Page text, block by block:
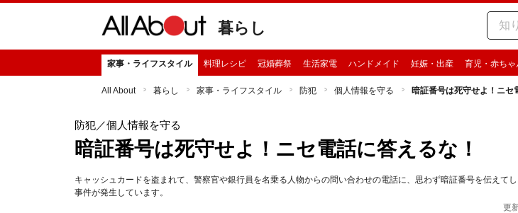
暮らし
家事・ライフスタイル 料理レシピ 冠婚葬祭 生活家電 ハンドメイド 妊娠・出産 育児・赤ちゃ
All About 暮らし 家事・ライフスタイル 防犯 個人情報を守る 暗証番号は死守せよ！ニセ
防犯／個人情報を守る
暗証番号は死守せよ！ニセ電話に答えるな！
キャッシュカードを盗まれて、警察官や銀行員を名乗る人物からの問い合わせの電話に、思わず暗証番号を伝えて
事件が発生しています。
更